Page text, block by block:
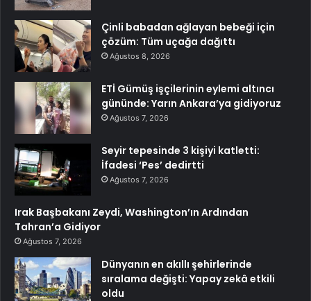
Çinli babadan ağlayan bebeği için
çözüm: Tüm uçağa dağıttı
Ağustos 8, 2026
ETİ Gümüş işçilerinin eylemi altıncı
gününde: Yarın Ankara’ya gidiyoruz
Ağustos 7, 2026
Seyir tepesinde 3 kişiyi katletti:
İfadesi ‘Pes’ dedirtti
Ağustos 7, 2026
Irak Başbakanı Zeydi, Washington’ın Ardından
Tahran’a Gidiyor
Ağustos 7, 2026
Dünyanın en akıllı şehirlerinde
sıralama değişti: Yapay zekâ etkili
oldu